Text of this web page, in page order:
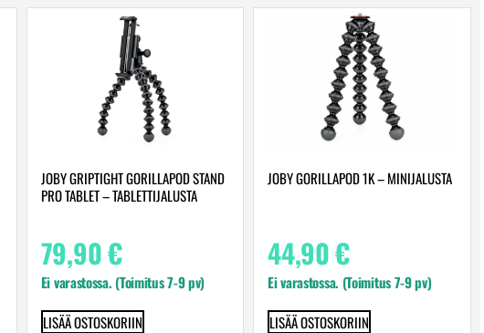
JOBY GRIPTIGHT GORILLAPOD STAND
PRO TABLET – TABLETTIJALUSTA
79,90€
Ei varastossa. (Toimitus 7-9 pv)
LISÄÄ OSTOSKORIIN
JOBY GORILLAPOD 1K – MINIJALUSTA
44,90€
Ei varastossa. (Toimitus 7-9 pv)
LISÄÄ OSTOSKORIIN